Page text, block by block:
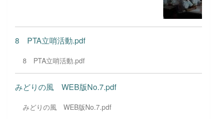
れぞれ１学級を設置する定員数1000人の農
8 PTA立哨活動.pdf
8 PTA立哨活動.pdf
みどりの風 WEB版No.7.pdf
みどりの風 WEB版No.7.pdf